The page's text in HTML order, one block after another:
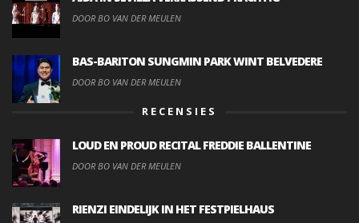
DOOR BO VAN DER MEULEN
BAS-BARITON SUNGMIN PARK WINT BELVEDERE
DOOR BO VAN DER MEULEN
RECENSIES
LOUD EN PROUD RECITAL FREDDIE BALLENTINE
DOOR BO VAN DER MEULEN
RIENZI EINDELIJK IN HET FESTPIELHAUS